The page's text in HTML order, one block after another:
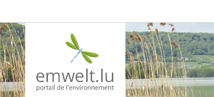
la
navigation
contenu